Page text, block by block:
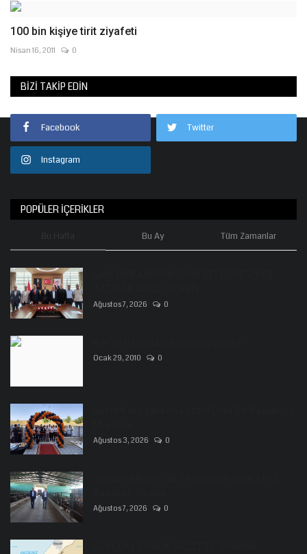
100 bin kişiye tirit ziyafeti
Nisan 16, 2011 0
BIZI TAKIP EDIN
Facebook Twitter
Instagram
POPÜLER İÇERIKLER
Bu Ay Tüm Zamanlar
Ağustos 7, 2026 0
Ocak 29, 2010 0
Ağustos 3, 2026 0
Ağustos 7, 2026 0